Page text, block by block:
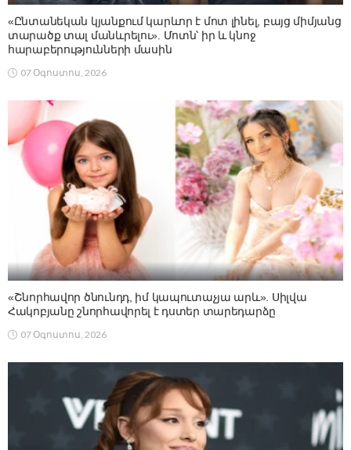
«Ընտանեկան կյանքում կարևոր է մոտ լինել, բայց միմյանց
տարածք տալ մանևրելու». Մոտն՝ իր և կնոջ
հարաբերությունների մասին
07 Օգոստոս, 2026
«Շնորհավոր ծնունդդ, իմ կապուտաչյա արև». Սիլվա
Հակոբյանը շնորհավորել է դստեր տարեդարձը
07 Օգոստոս, 2026